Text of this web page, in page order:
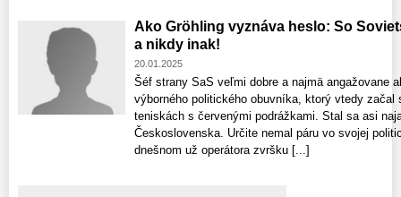
Ako Gröhling vyznáva heslo: So
a nikdy inak!
20.01.2025
Šéf strany SaS veľmi dobre a najmä angažovane
výborného politického obuvníka, ktorý vtedy začal
teniskách s červenými podrážkami. Stal sa asi
Československa. Určite nemal páru vo svojej
dnešnom už operátora zvršku [...]